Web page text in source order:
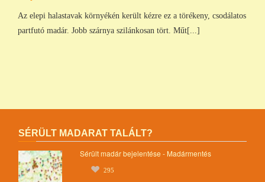
Az elepi halastavak környékén került kézre ez a törékeny, csodálatos
partfutó madár. Jobb szárnya szilánkosan tört. Műt[...]
SÉRÜLT MADARAT TALÁLT?
Sérült madár bejelentése - Madármentés
295